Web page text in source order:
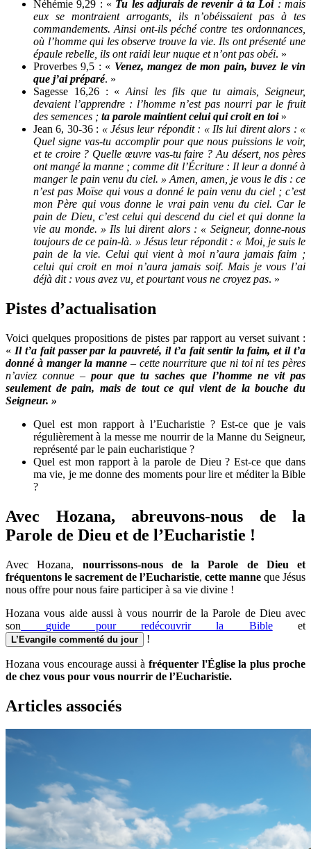
Néhémie 9,29 : « Tu les adjurais de revenir à ta Loi: mais
eux se montraient arrogants, ils n’obéissaient pas à tes
commandements. Ainsi ont-ils péché contre tes ordonnances,
où l’homme qui les observe trouve la vie. Ils ont présenté une
épaule rebelle, ils ont raidi leur nuque et n’ont pas obéi. »
Proverbes 9,5 : « Venez, mangez de mon pain, buvez le vin
que j’ai préparé. »
Sagesse 16,26 : «Ainsi les fils que tu aimais, Seigneur,
devaient l’apprendre : l’homme n’est pas nourri par le fruit
des semences ; ta parole maintient celui qui croit en toi»
Jean 6, 30-36 : « Jésus leur répondit : « Ils lui dirent alors : «
Quel signe vas-tu accomplir pour que nous puissions le voir,
et te croire ? Quelle œuvre vas-tu faire ? Au désert, nos pères
ont mangé la manne ; comme dit l’Écriture : Il leur a donné à
manger le pain venu du ciel. » Amen, amen, je vous le dis : ce
n’est pas Moïse qui vous a donné le pain venu du ciel ; c’est
mon Père qui vous donne le vrai pain venu du ciel. Car le
pain de Dieu, c’est celui qui descend du ciel et qui donne la
vie au monde. » Ils lui dirent alors : « Seigneur, donne-nous
toujours de ce pain-là. » Jésus leur répondit : « Moi, je suis le
pain de la vie. Celui qui vient à moi n’aura jamais faim ;
celui qui croit en moi n’aura jamais soif. Mais je vous l’ai
déjà dit : vous avez vu, et pourtant vous ne croyez pas. »
Pistes d’actualisation
Voici quelques propositions de pistes par rapport au verset suivant :
« Il t’a fait passer par la pauvreté, il t’a fait sentir la faim, et il t’a
donné à manger la manne – cette nourriture que ni toi ni tes pères
n’aviez connue – pour que tu saches que l’homme ne vit pas
seulement de pain, mais de tout ce qui vient de la bouche du
Seigneur. »
Quel est mon rapport à l’Eucharistie ? Est-ce que je vais
régulièrement à la messe me nourrir de la Manne du Seigneur,
représenté par le pain eucharistique ?
Quel est mon rapport à la parole de Dieu ? Est-ce que dans
ma vie, je me donne des moments pour lire et méditer la Bible
?
Avec Hozana, abreuvons-nous de la
Parole de Dieu et de l’Eucharistie !
Avec Hozana, nourrissons-nous de la Parole de Dieu et
fréquentons le sacrement de l’Eucharistie, cette manne que Jésus
nous offre pour nous faire participer à sa vie divine !
Hozana vous aide aussi à vous nourrir de la Parole de Dieu avec
son
guide pour redécouvrir la Bibleet
L’Evangile commenté du jour !
Hozana vous encourage aussi à fréquenter l'Église la plus proche
de chez vous pour vous nourrir de l’Eucharistie.
Articles associés